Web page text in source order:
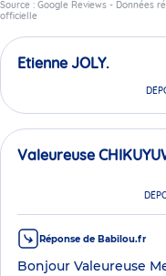
Source : Google Reviews - Données
officielle
Etienne JOLY.
Valeureuse
Réponse de Babilou.fr
Bonjour Valeureuse